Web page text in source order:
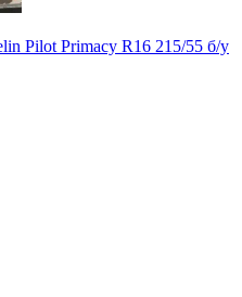
Pilot Primacy R16 215/55 б/у